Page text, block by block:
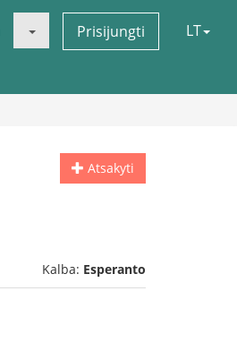
Prisijungti LT
Atsakyti
Kalba: Esperanto